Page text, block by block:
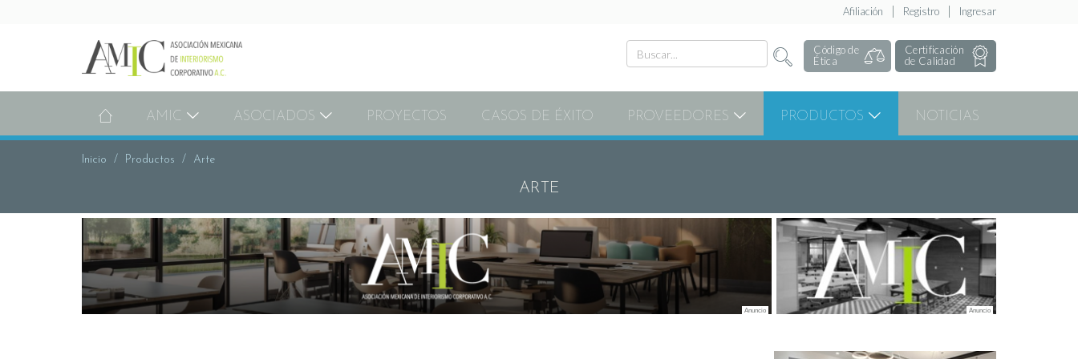
Ingresar
Registro
Afiliación
Código de
Ética
Certificación
de Calidad
AMIC ASOCIADOS PROYECTOS CASOS DE ÉXITO PROVEEDORES PRODUCTOS NOTICIAS
Inicio Productos Arte
ARTE